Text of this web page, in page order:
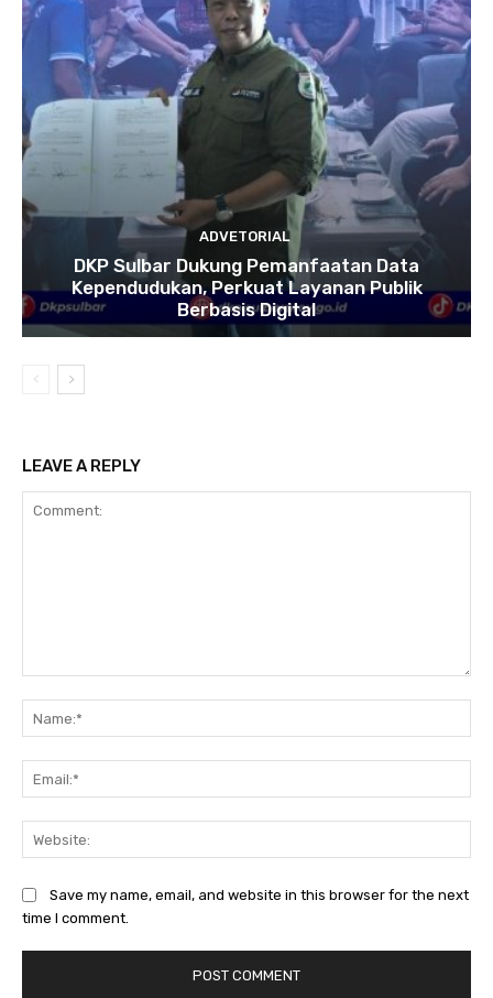
ADVETORIAL
DKP Sulbar Dukung Pemanfaatan Data
Kependudukan, Perkuat Layanan Publik
Berbasis Digital
LEAVE A REPLY
Save my name, email, and website in this browser for the next
time I comment.